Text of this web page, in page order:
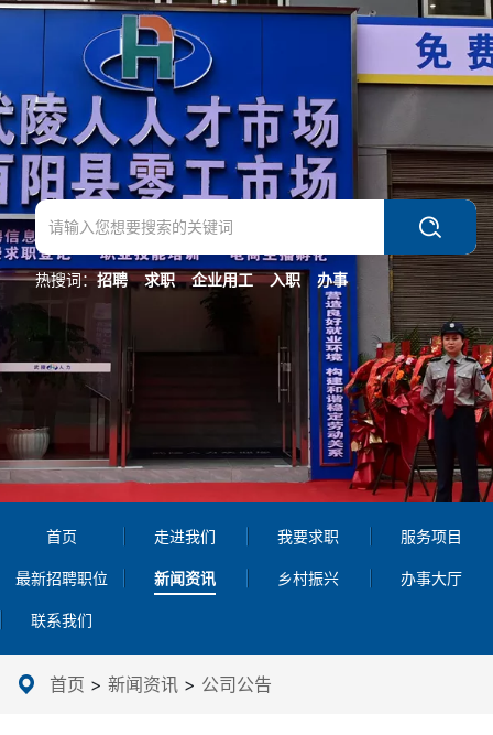
热搜词：招聘 求职 企业用工 入职 办事
首页 走进我们 我要求职 服务项目
最新招聘职位 新闻资讯 乡村振兴 办事大厅
联系我们
首页 > 新闻资讯 > 公司公告